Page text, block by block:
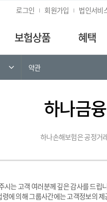
로그인 회원가입 법인서비
보험상품 혜택
약관
하나금
하나손해보험은 공정거
시는 고객 여러분께 깊은 감사를 드립
에 의해 그룹사간에는 고객정보의